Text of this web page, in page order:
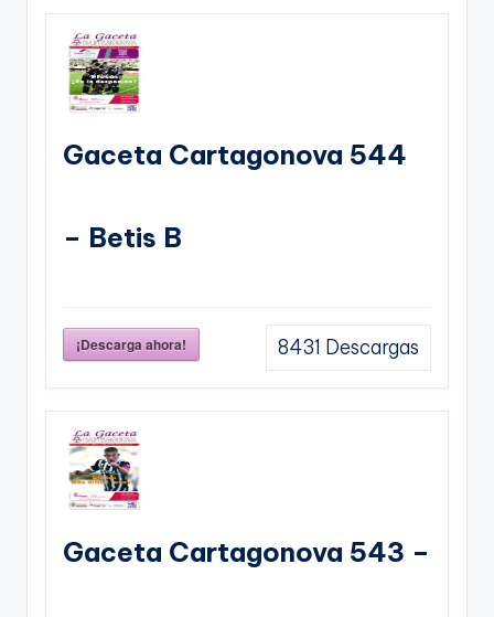
Gaceta Cartagonova 544
– Betis B
¡Descarga ahora! 8431 Descargas
Gaceta Cartagonova 543 –